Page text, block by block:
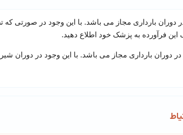
دوران بارداری مجاز می باشد. با این وجود در صورتی که
این فرآورده به پزشک خود اطلاع دهید.
دوران بارداری مجاز می باشد. با این وجود در دوران